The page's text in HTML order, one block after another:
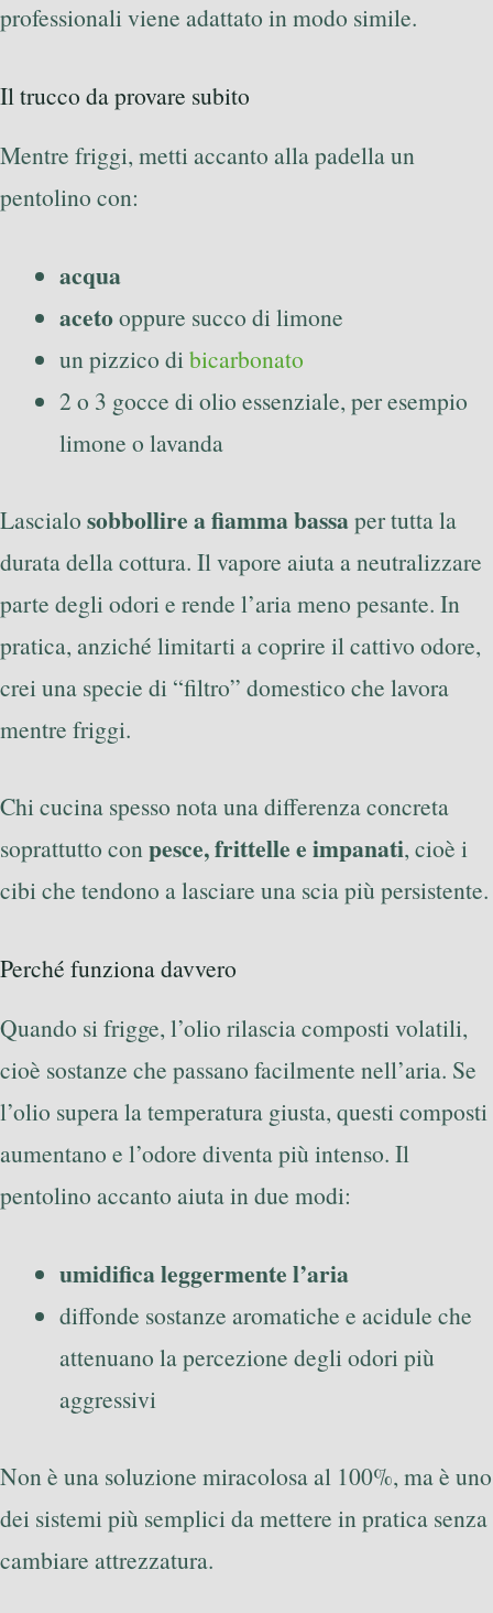
professionali viene adattato in modo simile.
Il trucco da provare subito
Mentre friggi, metti accanto alla padella un
pentolino con:
acqua
acetooppure succo di limone
un pizzico di bicarbonato
2 o 3 gocce di olio essenziale, per esempio
limone o lavanda
Lascialo sobbollire a fiamma bassaper tutta la
durata della cottura. Il vapore aiuta a neutralizzare
parte degli odori e rende l’aria meno pesante. In
pratica, anziché limitarti a coprire il cattivo odore,
crei una specie di “filtro” domestico che lavora
mentre friggi.
Chi cucina spesso nota una differenza concreta
soprattutto conpesce, frittelle e impanati, cioè i
cibi che tendono a lasciare una scia più persistente.
Perché funziona davvero
Quando si frigge, l’olio rilascia composti volatili,
cioè sostanze che passano facilmente nell’aria. Se
l’olio supera la temperatura giusta, questi composti
aumentano e l’odore diventa più intenso. Il
pentolino accanto aiuta in due modi:
umidifica leggermente l’aria
diffonde sostanze aromatiche e acidule che
attenuano la percezione degli odori più
aggressivi
Non è una soluzione miracolosa al 100%, ma è uno
dei sistemi più semplici da mettere in pratica senza
cambiare attrezzatura.